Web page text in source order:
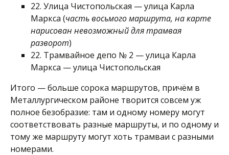
22. Улица Чистопольская — улица Карла
Маркса (часть восьмого маршрута, на карте
нарисован невозможный для трамвая
разворот)
22. Трамвайное депо № 2 — улица Карла
Маркса — улица Чистопольская
Итого — больше сорока маршрутов, причём в
Металлургическом районе творится совсем уж
полное безобразие: там и одному номеру могут
соответствовать разные маршруты, и по одному и
тому же маршруту могут хоть трамваи с разными
номерами.